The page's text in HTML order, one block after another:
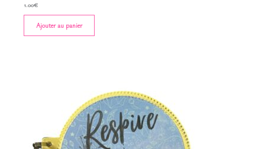
1.00€
Ajouter au panier